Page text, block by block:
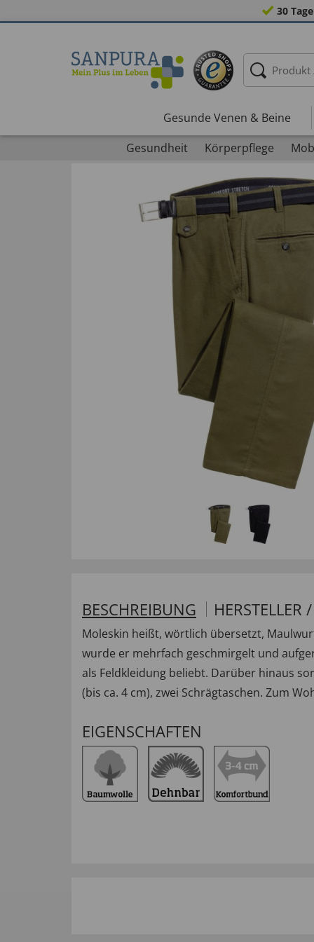
30
Gesunde Venen & Beine
Gesundheit
Körperpflege
BESCHREIBUNG HERSTELLER
Moleskin heißt, wörtlich übersetzt,
wurde er mehrfach geschmirgelt und
als Feldkleidung beliebt. Darüber hinaus
(bis ca. 4 cm), zwei Schrägtaschen. Zum
EIGENSCHAFTEN